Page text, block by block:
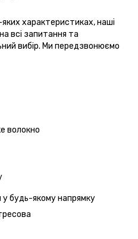
характеристиках, наші
всі запитання та
вибір. Ми передзвонюємо
волокно
у будь-якому напрямку